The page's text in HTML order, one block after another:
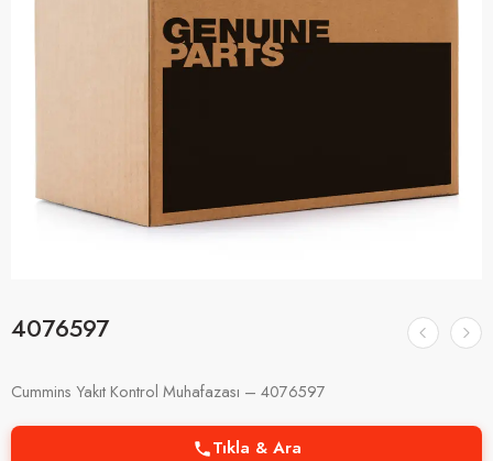
4076597
Cummins Yakıt Kontrol Muhafazası – 4076597
Tıkla & Ara